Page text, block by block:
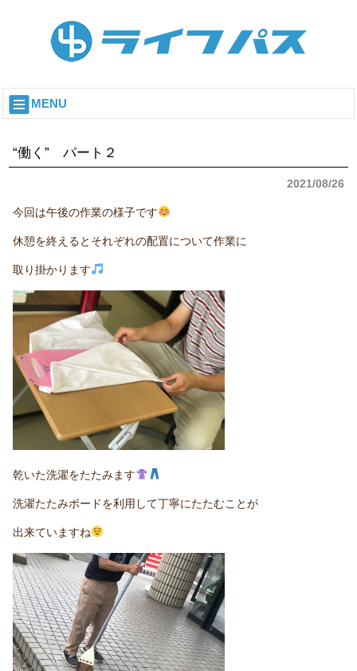
MENU
“働く” パート２
2021/08/26
今回は午後の作業の様子です
休憩を終えるとそれぞれの配置について作業に
取り掛かります
乾いた洗濯をたたみます
洗濯たたみボードを利用して丁寧にたたむことが
出来ていますね